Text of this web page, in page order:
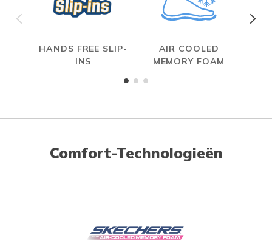
HANDS FREE SLIP-
INS
AIR COOLED
MEMORY FOAM
Comfort-Technologieën